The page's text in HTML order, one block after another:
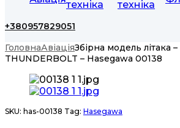
техніка
техніка
+380957829051
ГоловнаАвіаціяЗбірна модель літака
THUNDERBOLT – Hasegawa 00138
SKU: has-00138 Tag: Hasegawa